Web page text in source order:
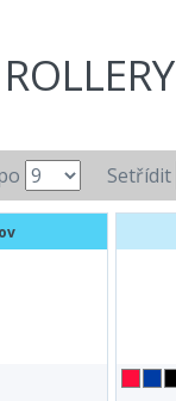
Setřídit